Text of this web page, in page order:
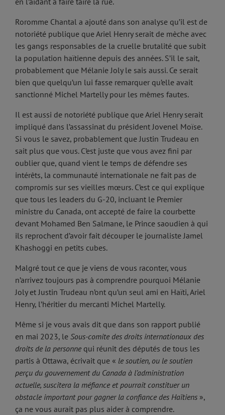
Roromme Chantal a ajouté dans son analyse qu’il est de
notoriété publique que Ariel Henry serait de mèche avec
les gangs responsables de la cruelle brutalité que subit
la population haïtienne depuis des années. S’il le sait,
probablement que Mélanie Joly le sais aussi. Ce serait
bien que quelqu’un lui fasse remarquer qu’elle avait
sanctionné Michel Martelly pour les mêmes fautes.
Il est aussi de notoriété publique que Ariel Henry serait
impliqué dans l’assassinat du président Jovenel Moïse.
Si vous le savez, probablement que Justin Trudeau en
sait plus que vous. C’est juste que vous avez fini par
oublier que, quand vient le temps de défendre ses
intérêts, la communauté internationale ne fait pas de
compromis sur ses vieilles mœurs. C’est ce qui explique
que tous les leaders du G-20, incluant le Premier
ministre du Canada, ont accepté de faire la courbette
devant Mohamed Ben Salmane, le Prince saoudien à qui
ils reprochent d’avoir fait découper le journaliste Jamel
Khashoggi en petits cubes.
Malgré tout ce que je viens de vous raconter, vous
n’arrivez toujours pas à comprendre pourquoi Mélanie
Joly et Justin Trudeau n’ont qu’un seul ami en Haïti, Ariel
Henry, l’héritier du mercanti Michel Martelly.
Même si je vous avais dit que dans son rapport publié
en mai 2023, le Sous-comite des droits internationaux des
droits de la personne qui réunit des députés de tous les
partis à Ottawa, écrivait que « le soutien, ou le soutien
perçu du gouvernement du Canada à l’administration
actuelle, suscitera la méfiance et pourrait constituer un
obstacle important pour gagner la confiance des Haïtiens »,
ça ne vous aurait pas plus aider à comprendre.